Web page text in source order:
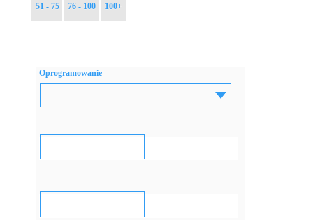
51 - 75 76 - 100 100+
Oprogramowanie